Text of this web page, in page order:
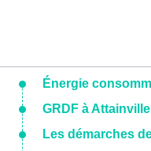
Énergie
GRDF à
Les démarches